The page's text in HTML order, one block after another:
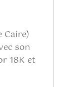
Caire)
son
18K et